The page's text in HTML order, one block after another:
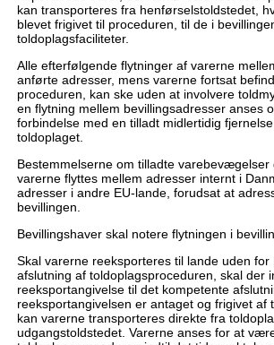
kan transporteres fra henførselstoldstedet,
blevet frigivet til proceduren, til de i
toldoplagsfaciliteter.
Alle efterfølgende flytninger af varerne
anførte adresser, mens varerne fortsat
proceduren, kan ske uden at involvere
en flytning mellem bevillingsadresser anses
forbindelse med en tilladt midlertidig
toldoplaget.
Bestemmelserne om tilladte
varerne flyttes mellem adresser internt i
adresser i andre EU-lande, forudsat at
bevillingen.
Bevillingshaver skal notere flytningen i
Skal varerne reeksporteres til lande uden for
afslutning af toldoplagsproceduren, skal der
reeksportangivelse til det kompetente
reeksportangivelsen er antaget og frigivet af
kan varerne transporteres direkte fra
udgangstoldstedet. Varerne anses for at